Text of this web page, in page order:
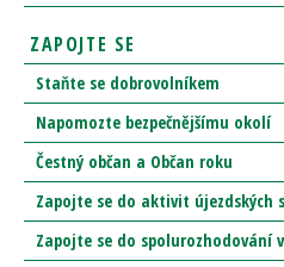
ZAPOJTE SE
Staňte se dobrovolníkem
Napomozte bezpečnějšímu okolí
Čestný občan a Občan roku
Zapojte se do aktivit újezdských
Zapojte se do spolurozhodování